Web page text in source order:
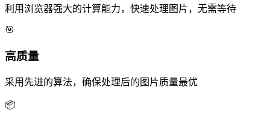
利用浏览器强大的计算能力，快速处理图片，无需等待
🎯
高质量
采用先进的算法，确保处理后的图片质量最优
📦